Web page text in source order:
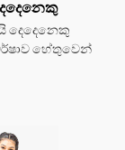
දෙදෙනෙකු
හේතුවෙන්